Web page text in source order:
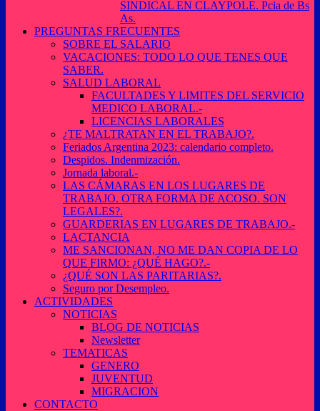
SINDICAL EN CLAYPOLE. Pcia de Bs
As.
PREGUNTAS FRECUENTES
SOBRE EL SALARIO
VACACIONES: TODO LO QUE TENES QUE
SABER.
SALUD LABORAL
FACULTADES Y LIMITES DEL SERVICIO
MEDICO LABORAL.-
LICENCIAS LABORALES
¿TE MALTRATAN EN EL TRABAJO?.
Feriados Argentina 2023: calendario completo.
Despidos. Indenmización.
Jornada laboral.-
LAS CÁMARAS EN LOS LUGARES DE
TRABAJO. OTRA FORMA DE ACOSO. SON
LEGALES?.
GUARDERIAS EN LUGARES DE TRABAJO.-
LACTANCIA
ME SANCIONAN, NO ME DAN COPIA DE LO
QUE FIRMO: ¿QUÉ HAGO?.-
¿QUÉ SON LAS PARITARIAS?.
Seguro por Desempleo.
ACTIVIDADES
NOTICIAS
BLOG DE NOTICIAS
Newsletter
TEMATICAS
GENERO
JUVENTUD
MIGRACION
CONTACTO